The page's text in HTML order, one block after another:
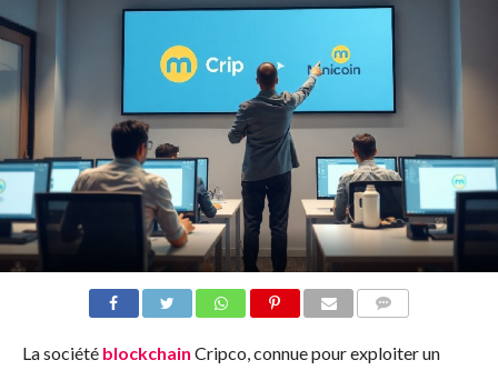
La société blockchain Cripco, connue pour exploiter un